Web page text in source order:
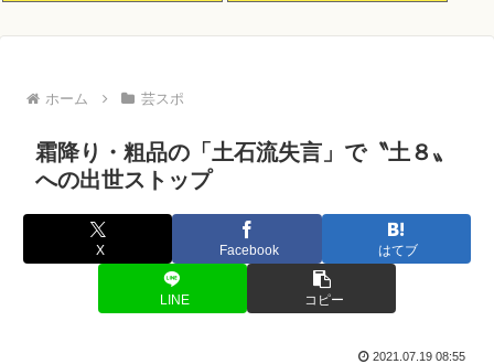
ホーム 芸スポ
霜降り・粗品の「土石流失言」で〝土８〟
への出世ストップ
X Facebook はてブ
LINE コピー
2021.07.19 08:55